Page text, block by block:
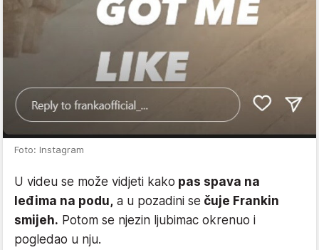
Foto: Instagram
U videu se može vidjeti kako pas spava na
leđima na podu, a u pozadini se čuje Frankin
smijeh. Potom se njezin ljubimac okrenuo i
pogledao u nju.